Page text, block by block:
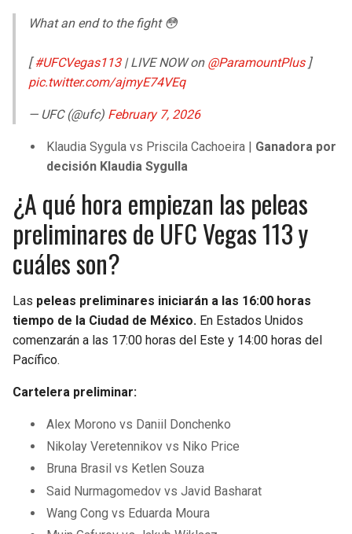
What an end to the fight 😳
[#UFCVegas113| LIVE NOW on @ParamountPlus]
pic.twitter.com/ajmyE74VEq
— UFC (@ufc) February 7, 2026
Klaudia Sygula vs Priscila Cachoeira | Ganadora por
decisión Klaudia Sygulla
¿A qué hora empiezan las peleas
preliminares de UFC Vegas 113 y
cuáles son?
Las peleas preliminares iniciarán a las 16:00 horas
tiempo de la Ciudad de México. En Estados Unidos
comenzarán a las 17:00 horas del Este y 14:00 horas del
Pacífico.
Cartelera preliminar:
Alex Morono vs Daniil Donchenko
Nikolay Veretennikov vs Niko Price
Bruna Brasil vs Ketlen Souza
Said Nurmagomedov vs Javid Basharat
Wang Cong vs Eduarda Moura